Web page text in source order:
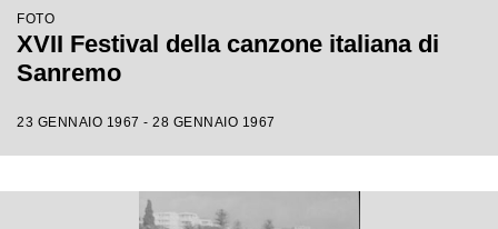
FOTO
XVII Festival della canzone italiana di
Sanremo
23 GENNAIO 1967 - 28 GENNAIO 1967